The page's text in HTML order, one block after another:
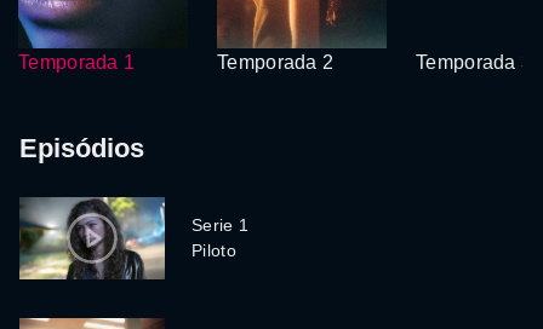
Temporada 1 Temporada 2 Temporada 3
Episódios
Serie 1
Piloto